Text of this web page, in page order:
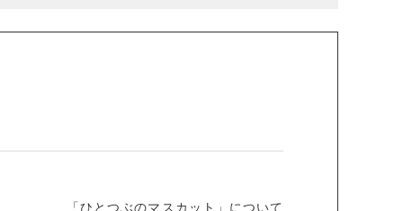
「ひとつぶのマスカット」について